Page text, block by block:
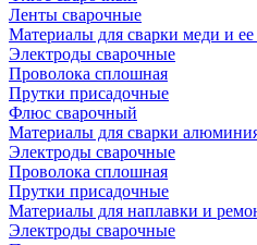
Ленты сварочные
Материалы для сварки меди и ее
Электроды сварочные
Проволока сплошная
Прутки присадочные
Флюс сварочный
Материалы для сварки
Электроды сварочные
Проволока сплошная
Прутки присадочные
Материалы для наплавки и
Электроды сварочные